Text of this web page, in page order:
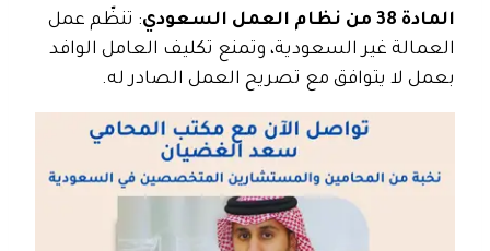
المادة 38 من نظام العمل السعودي
: تنظّم عمل
العمالة غير السعودية، وتمنع تكليف العامل الوافد
بعمل لا يتوافق مع تصريح العمل الصادر له.